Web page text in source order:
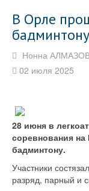
В Орле
бадминтону
Нонна
02 июля 2025
28 июня в
соревнования
бадминтону.
Участники
разряд, парный и